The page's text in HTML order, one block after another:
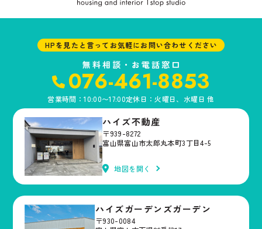
HPを見たと言ってお気軽にお問い合わせください
無料相談・お電話窓口
076-461-8853
営業時間：10:00〜17:00定休日：火曜日、水曜日 他
ハイズ不動産
〒939-8272
富山県富山市太郎丸本町3丁目4-5
地図を開く
ハイズガーデンズガーデン
〒930-0084